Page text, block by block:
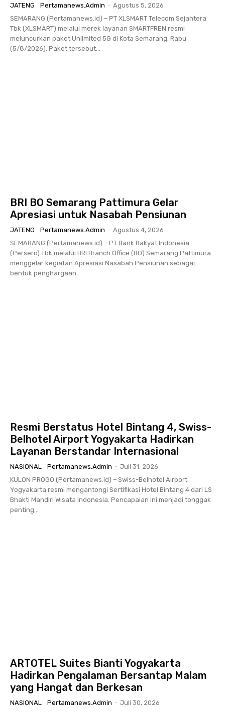
JATENG Pertamanews.admin - Agustus 5, 2026
SEMARANG (Pertamanews.id) – PT XLSMART Telecom Sejahtera
Tbk (XLSMART) melalui merek layanan SMARTFREN resmi
meluncurkan paket Unlimited 5G di Kota Semarang, Rabu
(5/8/2026). Paket tersebut...
BRI BO Semarang Pattimura Gelar
Apresiasi untuk Nasabah Pensiunan
JATENG Pertamanews.admin - Agustus 4, 2026
SEMARANG (Pertamanews.id) – PT Bank Rakyat Indonesia
(Persero) Tbk melalui BRI Branch Office (BO) Semarang Pattimura
menggelar kegiatan Apresiasi Nasabah Pensiunan sebagai
bentuk penghargaan...
Resmi Berstatus Hotel Bintang 4, Swiss-
Belhotel Airport Yogyakarta Hadirkan
Layanan Berstandar Internasional
NASIONAL Pertamanews.admin - Juli 31, 2026
KULON PROGO (Pertamanews.id) – Swiss-Belhotel Airport
Yogyakarta resmi mengantongi Sertifikasi Hotel Bintang 4 dari LS
Bhakti Mandiri Wisata Indonesia. Pencapaian ini menjadi tonggak
penting...
ARTOTEL Suites Bianti Yogyakarta
Hadirkan Pengalaman Bersantap Malam
yang Hangat dan Berkesan
NASIONAL Pertamanews.admin - Juli 30, 2026